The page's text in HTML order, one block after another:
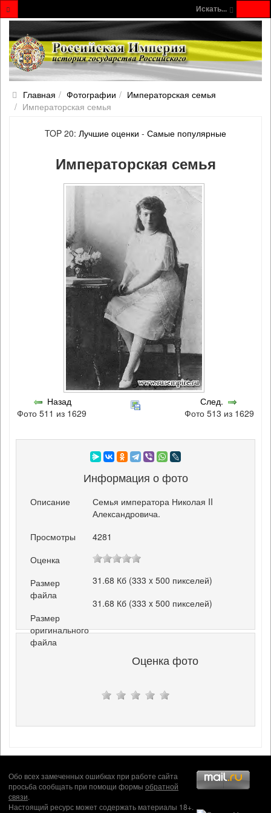
Искать...
Главная Фотографии
Императорская семья
Императорская семья
TOP 20: Лучшие оценки - Самые популярные
Императорская семья
Назад
Фото 511 из 1629
След.
Фото 513 из 1629
Информация о фото
Описание
Семья императора Николая II
Александровича.
Просмотры
4281
Оценка
Размер
файла
31.68 Кб (333 x 500 пикселей)
Размер
оригинального
файла
31.68 Кб (333 x 500 пикселей)
Оценка фото
Обо всех замеченных ошибках при работе сайта
просьба сообщать при помощи формы обратной
связи.
Настоящий ресурс может содержать материалы 18+.